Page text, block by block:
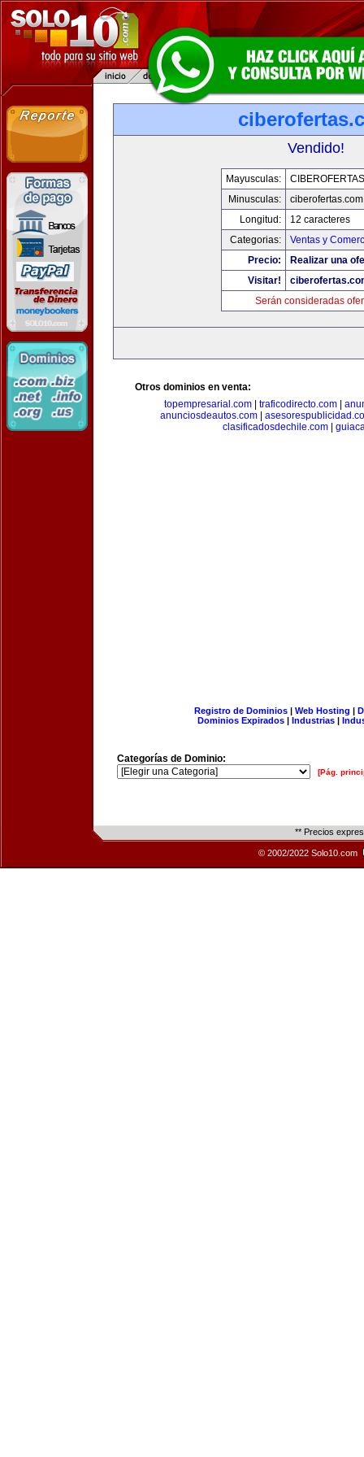
Vendido!
Mayusculas:
Minusculas:
ciberofertas.com
Longitud:
12 caracteres
Categorias:
Ventas y
Precio:
Realizar una
Visitar!
Serán consideradas
Otros dominios en venta:
topempresarial.com
traficodirecto.com
anunciosdeautos.com|
clasificadosdechile.com|
Registro de Dominios| Web Hosting |
Dominios Expirados | Industrias |
Categorías de Dominio:
[Pág.
** Precios
© 2002/2022 Solo10.com